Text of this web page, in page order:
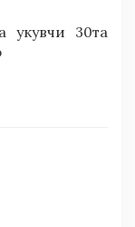
укувчи 30та